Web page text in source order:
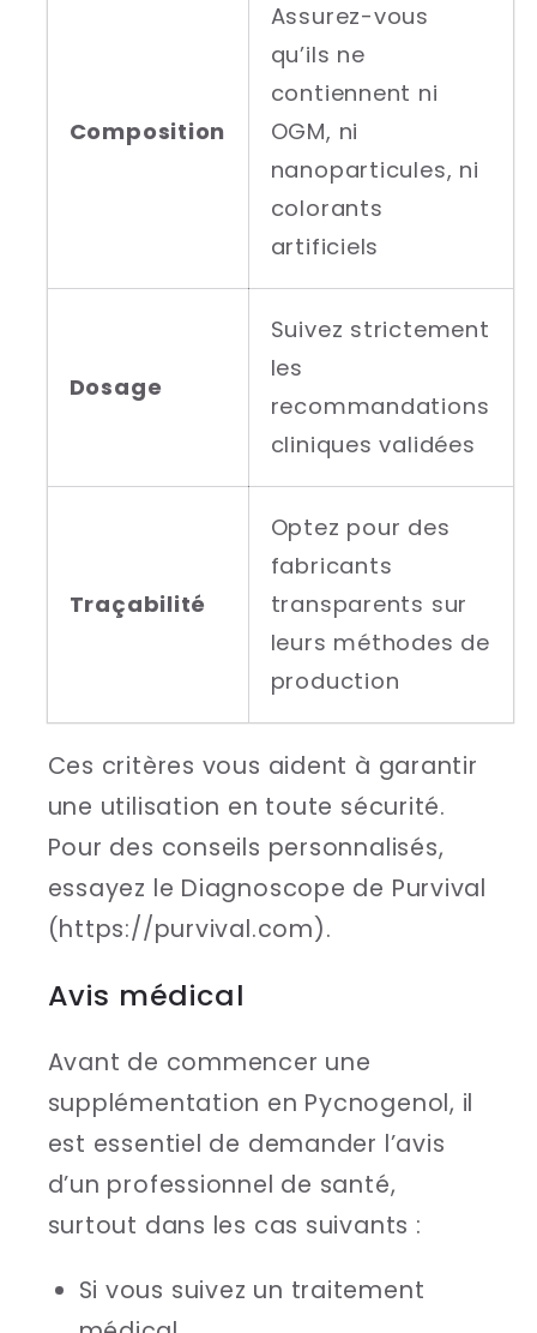
Composition
Assurez-vous
qu’ils ne
contiennent ni
OGM, ni
nanoparticules, ni
colorants
artificiels
Dosage
Suivez strictement
les
recommandations
cliniques validées
Traçabilité
Optez pour des
fabricants
transparents sur
leurs méthodes de
production
Ces critères vous aident à garantir
une utilisation en toute sécurité.
Pour des conseils personnalisés,
essayez le Diagnoscope de Purvival
(https://purvival.com).
Avis médical
Avant de commencer une
supplémentation en Pycnogenol, il
est essentiel de demander l’avis
d’un professionnel de santé,
surtout dans les cas suivants :
Si vous suivez un traitement